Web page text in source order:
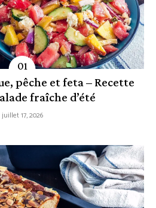
pêche et feta – Recette
fraîche d’été
juillet 17, 2026